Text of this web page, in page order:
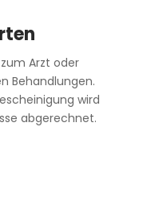
Arzt oder
Behandlungen.
wird
abgerechnet.